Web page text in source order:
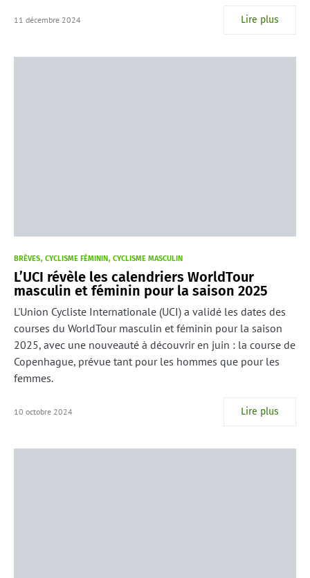
11 décembre 2024 Lire plus
BRÈVES CYCLISME FÉMININ CYCLISME MASCULIN
L’UCI révèle les calendriers WorldTour
masculin et féminin pour la saison 2025
L'Union Cycliste Internationale (UCI) a validé les dates des
courses du WorldTour masculin et féminin pour la saison
2025, avec une nouveauté à découvrir en juin : la course de
Copenhague, prévue tant pour les hommes que pour les
femmes.
10 octobre 2024 Lire plus